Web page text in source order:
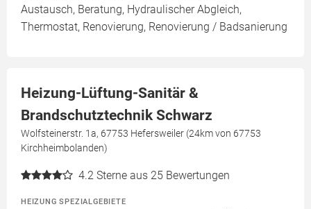
Austausch, Beratung, Hydraulischer Abgleich,
Thermostat, Renovierung, Renovierung / Badsanierung
Heizung-Lüftung-Sanitär &
Brandschutztechnik Schwarz
Wolfsteinerstr. 1a, 67753 Hefersweiler (24km von 67753
Kirchheimbolanden)
4.2 Sterne aus 25 Bewertungen
HEIZUNG SPEZIALGEBIETE